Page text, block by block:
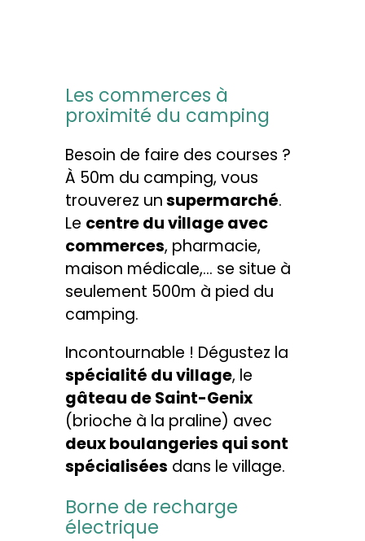
Les commerces à
proximité du camping
Besoin de faire des courses ?
À 50m du camping, vous
trouverez unsupermarché.
Le centre du village avec
commerces, pharmacie,
maison médicale,… se situe à
seulement 500m à pied du
camping.
Incontournable ! Dégustez la
spécialité du village, le
gâteau de Saint-Genix
(brioche à la praline) avec
deux boulangeries qui sont
spécialisées dans le village.
Borne de recharge
électrique